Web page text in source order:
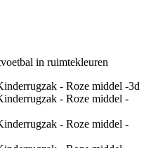
in ruimtekleuren